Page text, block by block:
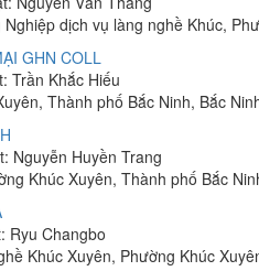
dịch vụ làng nghề Khúc,
GHN COLL
Trần Khắc Hiếu
Thành phố Bắc Ninh, Bắc
Nguyễn Huyền Trang
Khúc Xuyên, Thành phố Bắc
Ryu Changbo
Khúc Xuyên, Phường Khúc